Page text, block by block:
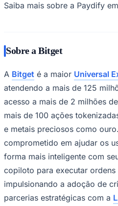
Saiba mais sobre a Paydify em
Sobre a Bitget
A Bitget é a maior Universal
atendendo a mais de 125
acesso a mais de 2 milhões
mais de 100 ações
e metais preciosos como
comprometido em ajudar os
forma mais inteligente com
copiloto para executar
impulsionando a adoção de
parcerias estratégicas com a